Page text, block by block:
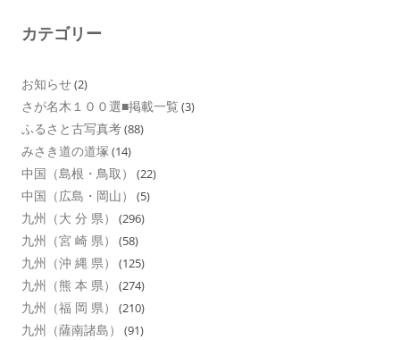
カテゴリー
お知らせ(2)
さが名木１００選■掲載一覧 (3)
ふるさと古写真考(88)
みさき道の道塚 (14)
中国（島根・鳥取） (22)
中国（広島・岡山） (5)
九州（大 分 県） (296)
九州（宮 崎 県） (58)
九州（沖 縄 県） (125)
九州（熊 本 県） (274)
九州（福 岡 県） (210)
九州（薩南諸島） (91)